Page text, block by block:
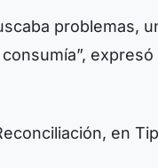
problemas,
en